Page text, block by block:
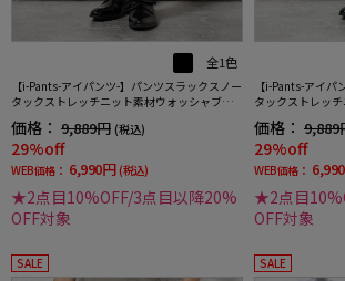
全1色
【i-Pants-アイパンツ-】パンツスラックスノー
タックストレッチニット素材ウォッシャブル
価格： 9,889円 (税込)
29%off
WEB価格： 6,990円 (税込)
★2点目10%OFF/3点目以降20%
OFF対象
【i-Pants-アイ
タックストレッ
価格： 9,889
29%off
WEB価格：
★2点目
OFF対象
SALE SALE